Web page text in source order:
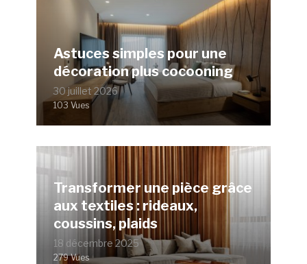
Astuces simples pour une
décoration plus cocooning
30 juillet 2026
103 Vues
Transformer une pièce grâce
aux textiles : rideaux,
coussins, plaids
18 décembre 2025
279 Vues